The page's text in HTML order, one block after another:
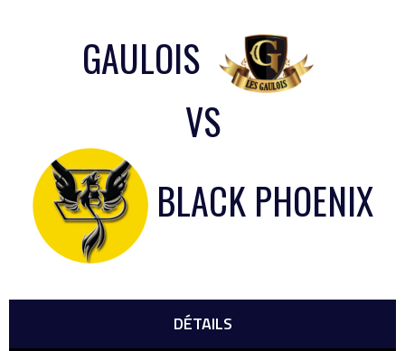
GAULOIS
VS
BLACK PHOENIX
DÉTAILS